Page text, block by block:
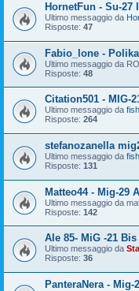
HornetFun - Su-27
Ultimo messaggio da
Risposte: 47
Fabio_lone -
Ultimo messaggio da
Risposte: 48
Citation501 - MIG-
Ultimo messaggio da
Risposte: 264
stefanozanella
Ultimo messaggio da
Risposte: 131
Matteo44 - Mig-29
Ultimo messaggio da
Risposte: 142
Ale 85- MiG -21
Ultimo messaggio da
Risposte: 36
PanteraNera -